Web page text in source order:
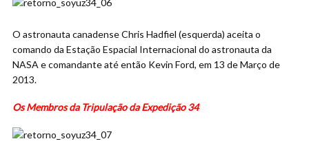
O astronauta canadense Chris Hadfiel (esquerda) aceita o
comando da Estação Espacial Internacional do astronauta da
NASA e comandante até então Kevin Ford, em 13 de Março de
2013.
Os Membros da Tripulação da Expedição 34